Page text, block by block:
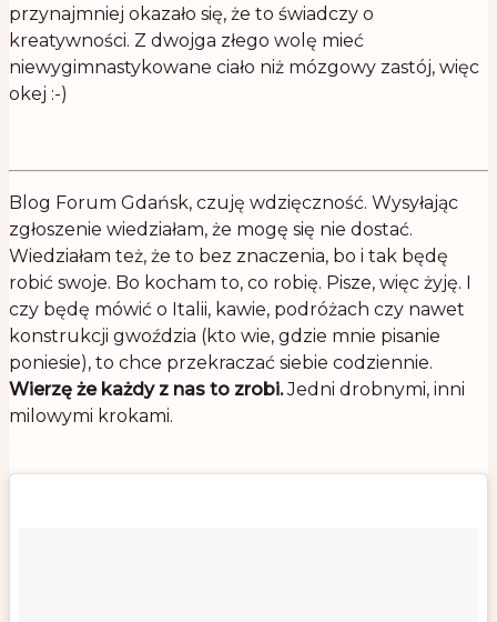
przynajmniej okazało się, że to świadczy o
kreatywności. Z dwojga złego wolę mieć
niewygimnastykowane ciało niż mózgowy zastój, więc
okej :-)
Blog Forum Gdańsk, czuję wdzięczność. Wysyłając
zgłoszenie wiedziałam, że mogę się nie dostać.
Wiedziałam też, że to bez znaczenia, bo i tak będę
robić swoje. Bo kocham to, co robię. Pisze, więc żyję. I
czy będę mówić o Italii, kawie, podróżach czy nawet
konstrukcji gwoździa (kto wie, gdzie mnie pisanie
poniesie), to chce przekraczać siebie codziennie.
Wierzę że każdy z nas to zrobi.Jedni drobnymi, inni
milowymi krokami.
.